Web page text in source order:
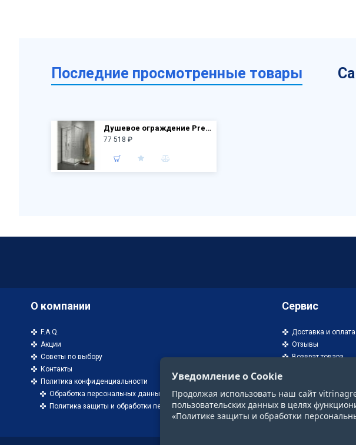
Последние просмотренные товары
Душевое ограждение Premium Plus C100 30443-01-01N 100х100х190 хром/прозр. стекло
77 518 ₽
О компании
F.A.Q.
Акции
Советы по выбору
Контакты
Политика конфиденциальности
Обработка персональных данных
Политика защиты и обработки персональных данных
Сервис
Доставка и оплата
Отзывы
Возврат товара
Уведомление о Cookie
Продолжая использовать наш сайт
пользовательских данных в целях
«Политике защиты и обработки